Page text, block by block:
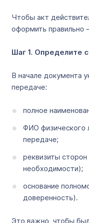
Чтобы акт
оформить
Шаг 1. Определите
В начале документа
передаче:
полное
ФИО физического
передаче;
реквизиты
необходимости);
основание
доверенность).
Это важно, чтобы